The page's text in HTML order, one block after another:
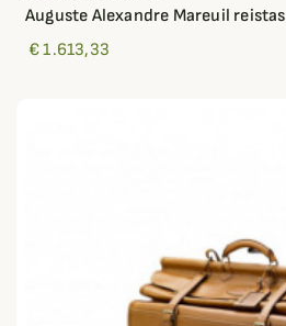
Auguste Alexandre Mareuil reistas
€ 1.613,33